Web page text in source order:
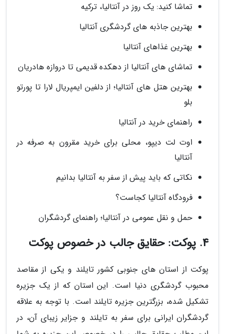
تماشا کنید: یک روز در آنتالیا، ترکیه
بهترین جاذبه های گردشگری آنتالیا
بهترین غذاهای آنتالیا
تماشای های آنتالیا از دهکده قدیمی تا دروازه هادریان
بهترین هتل های آنتالیا؛ از دلفین ایمپریال لارا تا پورتو
بلو
راهنمای خرید در آنتالیا
اوت لت دیپو، محلی برای خرید مقرون به صرفه در
آنتالیا
نکاتی که باید پیش از سفر به آنتالیا بدانیم
فرودگاه آنتالیا کجاست؟
حمل و نقل عمومی در آنتالیا؛ راهنمای گردشگران
4. پوکت: حقایق جالب در خصوص پوکت
پوکت از استان های جنوبی کشور تایلند و یکی از مقاصد
محبوب گردشگری دنیا است. این استان که از یک جزیره
تشکیل شده، بزرگترین جزیره تایلند است. با توجه به علاقه
گردشگران ایرانی برای سفر به تایلند و جزایر زیبای آن، در